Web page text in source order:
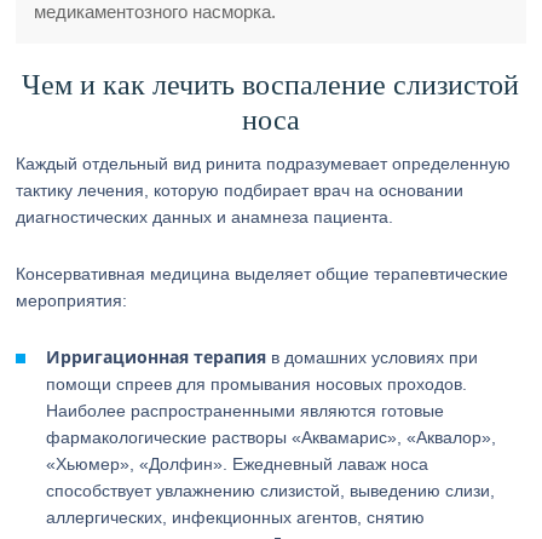
медикаментозного насморка.
Чем и как лечить воспаление слизистой
носа
Каждый отдельный вид ринита подразумевает определенную
тактику лечения, которую подбирает врач на основании
диагностических данных и анамнеза пациента.
Консервативная медицина выделяет общие терапевтические
мероприятия:
Ирригационная терапия в домашних условиях при
помощи спреев для промывания носовых проходов.
Наиболее распространенными являются готовые
фармакологические растворы «Аквамарис», «Аквалор»,
«Хьюмер», «Долфин». Ежедневный лаваж носа
способствует увлажнению слизистой, выведению слизи,
аллергических, инфекционных агентов, снятию